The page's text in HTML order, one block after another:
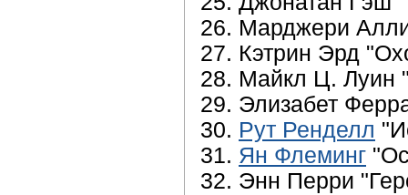
26. Марджери
27. Кэтрин Эрд
28. Майкл Ц. Луин
29. Элизабет
30. Рут Ренделл
31. Ян Флеминг
32. Энн Перри